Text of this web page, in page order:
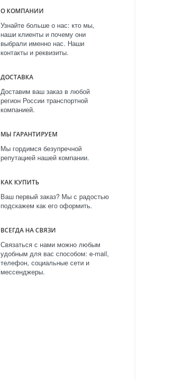
О КОМПАНИИ
Узнайте больше о нас: кто мы,
наши клиенты и почему они
выбрали именно нас. Наши
контакты и реквизиты.
ДОСТАВКА
Доставим ваш заказ в любой
регион России транспортной
компанией.
МЫ ГАРАНТИРУЕМ
Мы гордимся безупречной
репутацией нашей компании.
КАК КУПИТЬ
Ваш первый заказ? Мы с радостью
подскажем как его оформить.
ВСЕГДА НА СВЯЗИ
Связаться с нами можно любым
удобным для вас способом: e-mail,
телефон, социальные сети и
мессенджеры.